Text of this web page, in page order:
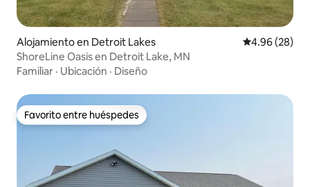
Alojamiento en Detroit Lakes Calificación
4.96 (28)
ShoreLine Oasis en Detroit Lake, MN
Familiar · Ubicación · Diseño
Favorito entre huéspedes
Favorito entre huéspedes